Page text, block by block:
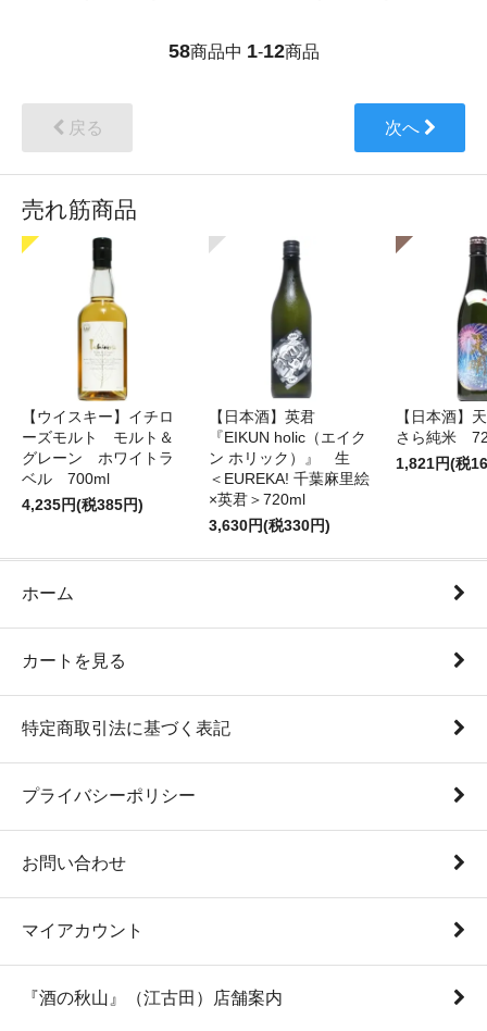
58商品中 1-12商品
戻る 次へ
売れ筋商品
【ウイスキー】イチロ
ーズモルト モルト＆
グレーン ホワイトラ
ベル 700ml
4,235円(税385円)
【日本酒】英君
『EIKUN holic（エイク
ン ホリック）』 生
＜EUREKA! 千葉麻里絵
×英君＞720ml
3,630円(税330円)
【日本酒】
さら純米
1,821円(税
ホーム
カートを見る
特定商取引法に基づく表記
プライバシーポリシー
お問い合わせ
マイアカウント
『酒の秋山』（江古田）店舗案内